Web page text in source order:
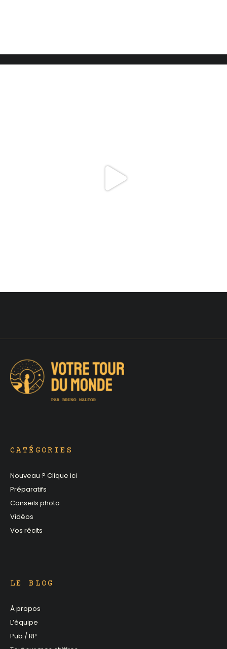
CATÉGORIES
Nouveau ? Clique ici
Préparatifs
Conseils photo
Vidéos
Vos récits
LE BLOG
À propos
L’équipe
Pub / RP